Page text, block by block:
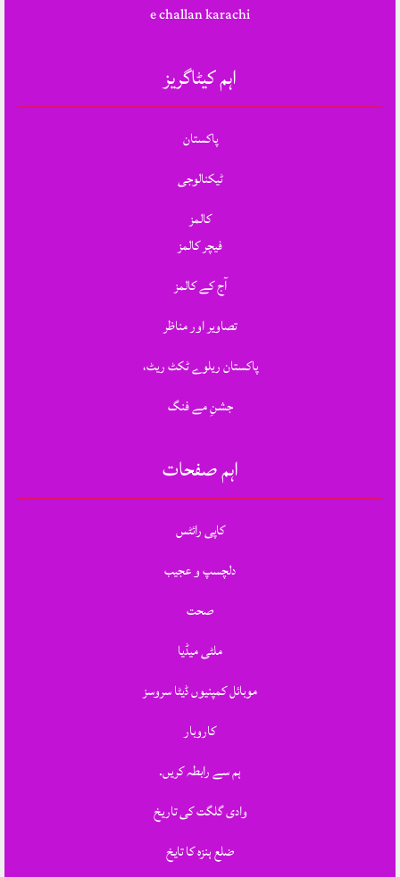
e challan karachi
اہم کیٹاگریز
پاکستان
ٹیکنالوجی
کالمز
فیچر کالمز
آج کے کالمز
تصاویر اور مناظر
پاکستان ریلوے ٹکٹ ریٹ،
جشنِ مے فنگ
اہم صفحات
کاپی رائٹس
دلچسپ و عجیب
صحت
ملٹی میڈیا
موبائل کمپنیوں ڈیٹا سروسز
کاروبار
ہم سے رابطہ کریں.
وادی گلگت کی تاریخ
ضلع ہنزہ کا تایخ